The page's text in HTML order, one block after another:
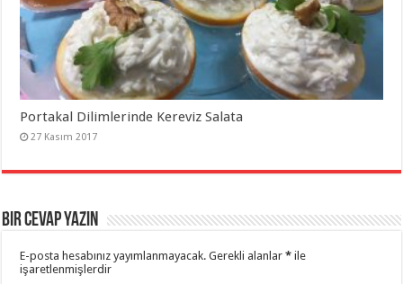
Portakal Dilimlerinde Kereviz Salata
27 Kasım 2017
Bir cevap yazın
E-posta hesabınız yayımlanmayacak. Gerekli alanlar* ile
işaretlenmişlerdir